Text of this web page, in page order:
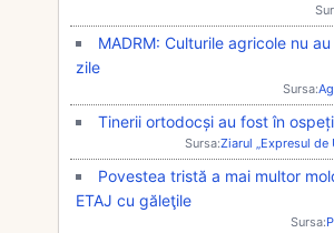
MADRM: Culturile agricole nu
zile
Sursa:
Tinerii ortodocși au fost în
Sursa:Ziarul „Expresul de
Povestea tristă a mai multor
ETAJ cu găleţile
Sursa: